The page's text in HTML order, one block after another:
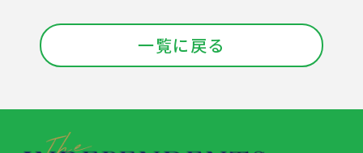
一覧に戻る